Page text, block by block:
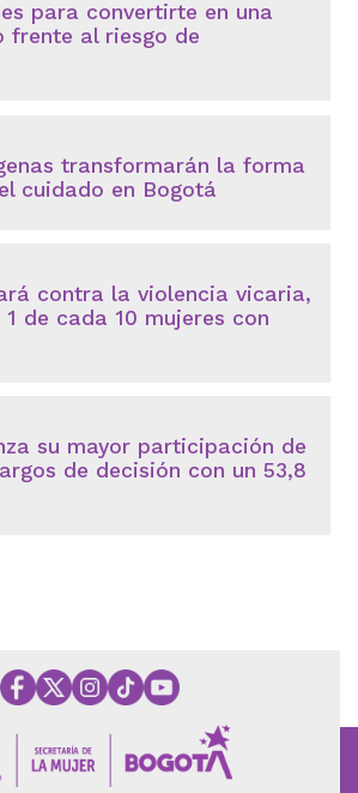
para convertirte en una
frente al riesgo de
transformarán la forma
cuidado en Bogotá
contra la violencia vicaria,
de cada 10 mujeres con
su mayor participación de
de decisión con un 53,8